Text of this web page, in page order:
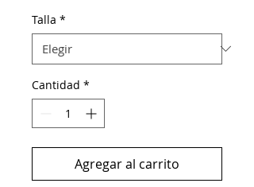
Talla *
Cantidad *
Agregar al carrito